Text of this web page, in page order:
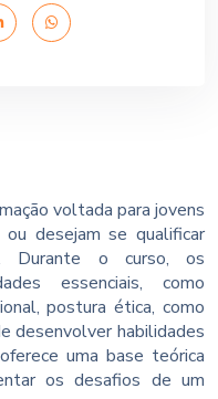
voltada para jovens
desejam se qualificar
Durante o curso, os
essenciais, como
postura ética, como
desenvolver habilidades
uma base teórica
os desafios de um